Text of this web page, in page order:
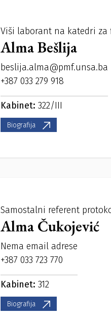
Viši laborant na katedri
Alma Bešlija
beslija.alma@pmf.unsa.ba
+387 033 279 918
Kabinet: 322/III
Biografija
Samostalni referent
Alma Čukojević
Nema email adrese
+387 033 723 770
Kabinet: 312
Biografija